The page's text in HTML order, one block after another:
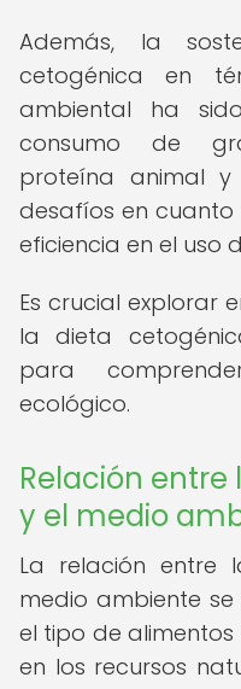
Además, la
cetogénica en
ambiental ha
consumo de
proteína animal
desafíos en
eficiencia en el uso
Es crucial explorar
la dieta
para
ecológico.
Relación
y el medio
La relación entre
medio ambiente
el tipo de
en los recursos